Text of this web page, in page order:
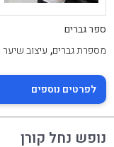
ספר גברים
מספרת גברים, עיצוב שיער
לפרטים נוספים
נופש נחל קורן